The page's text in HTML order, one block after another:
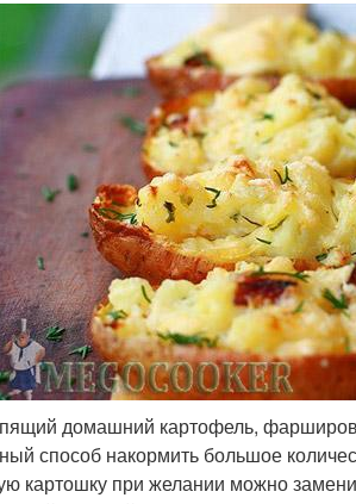
домашний картофель,
способ накормить большое
картошку при желании можно